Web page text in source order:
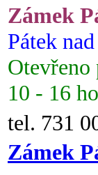
Zámek
Pátek
Otevřeno
10 - 16
tel. 731
Zámek